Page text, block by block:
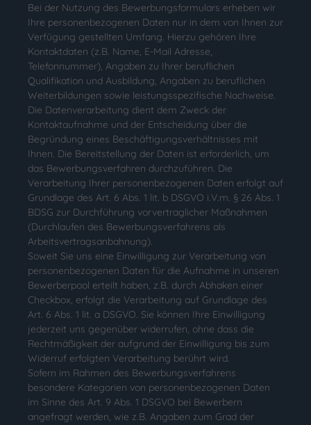
Bei der Nutzung des Bewerbungsformulars erheben wir
Ihre personenbezogenen Daten nur in dem von Ihnen zur
Verfügung gestellten Umfang. Hierzu gehören Ihre
Kontaktdaten (z.B. Name, E-Mail Adresse,
Telefonnummer), Angaben zu Ihrer beruflichen
Qualifikation und Ausbildung, Angaben zu beruflichen
Weiterbildungen sowie leistungsspezifische Nachweise.
Die Datenverarbeitung dient dem Zweck der
Kontaktaufnahme und der Entscheidung über die
Begründung eines Beschäftigungsverhältnisses mit
Ihnen. Die Bereitstellung der Daten ist erforderlich, um
das Bewerbungsverfahren durchzuführen. Die
Verarbeitung Ihrer personenbezogenen Daten erfolgt auf
Grundlage des Art. 6 Abs. 1 lit. b DSGVO i.V.m. § 26 Abs. 1
BDSG zur Durchführung vorvertraglicher Maßnahmen
(Durchlaufen des Bewerbungsverfahrens als
Arbeitsvertragsanbahnung).
Soweit Sie uns eine Einwilligung zur Verarbeitung von
personenbezogenen Daten für die Aufnahme in unseren
Bewerberpool erteilt haben, z.B. durch Abhaken einer
Checkbox, erfolgt die Verarbeitung auf Grundlage des
Art. 6 Abs. 1 lit. a DSGVO. Sie können Ihre Einwilligung
jederzeit uns gegenüber widerrufen, ohne dass die
Rechtmäßigkeit der aufgrund der Einwilligung bis zum
Widerruf erfolgten Verarbeitung berührt wird.
Sofern im Rahmen des Bewerbungsverfahrens
besondere Kategorien von personenbezogenen Daten
im Sinne des Art. 9 Abs. 1 DSGVO bei Bewerbern
angefragt werden, wie z.B. Angaben zum Grad der